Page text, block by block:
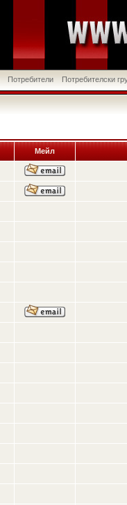
Потребители Потребителски
Мейл